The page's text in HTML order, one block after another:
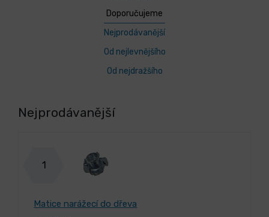
Doporučujeme
Nejprodávanější
Od nejlevnějšího
Od nejdražšího
Nejprodávanější
1
Matice narážecí do dřeva